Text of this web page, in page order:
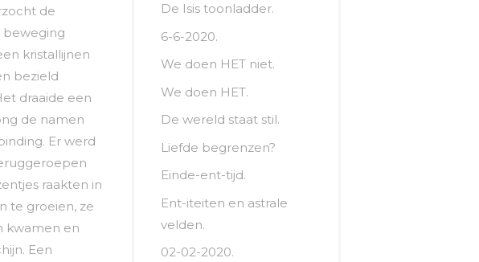
de
beweging
kristallijnen
bezield
draaide een
de namen
Er werd
raakten in
te groeien, ze
kwamen en
Een
De Isis toonladder.
6-6-2020.
We doen HET niet.
We doen HET.
De wereld staat stil.
Liefde begrenzen?
Einde-ent-tijd.
Ent-iteiten en astrale
velden.
02-02-2020.